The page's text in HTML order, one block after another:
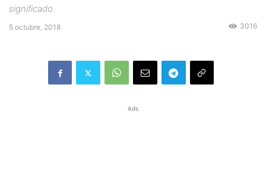
significado
5 octubre, 2018 3016
Ads